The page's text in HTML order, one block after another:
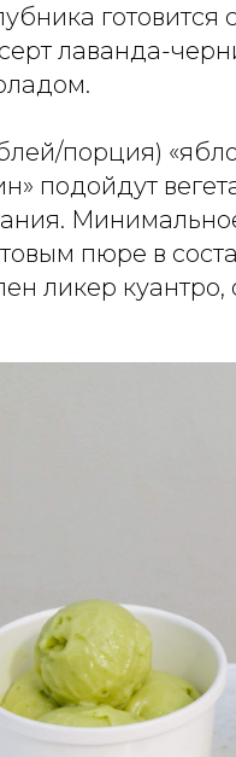
готовится
лаванда-
порция)
подойдут
пюре в
ликер